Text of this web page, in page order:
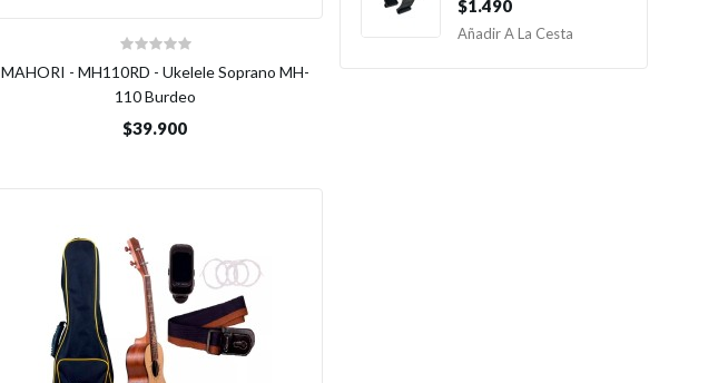
MAHORI - MH110RD - Ukelele Soprano MH-
110 Burdeo
$39.900
$1.490
Añadir A La Cesta